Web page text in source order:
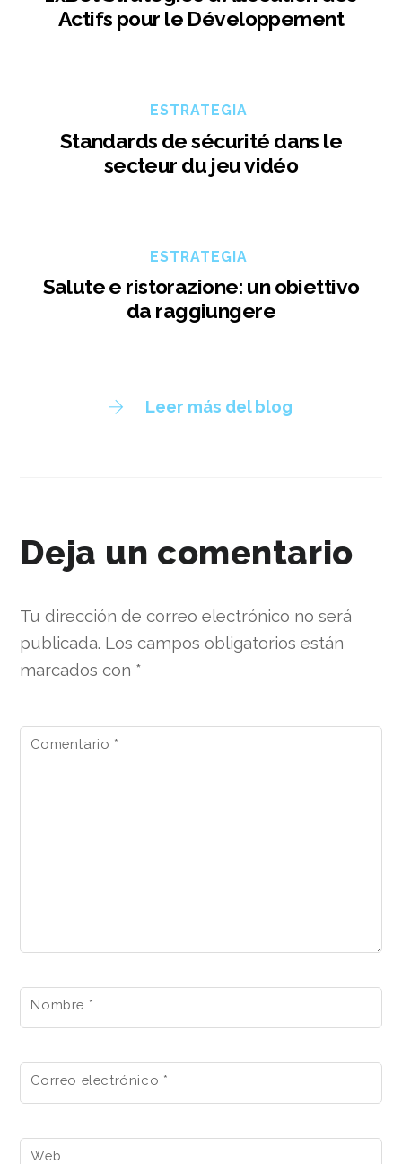
Actifs pour le Développement
ESTRATEGIA
Standards de sécurité dans le
secteur du jeu vidéo
ESTRATEGIA
Salute e ristorazione: un obiettivo
da raggiungere
Leer más del blog
Deja un comentario
Tu dirección de correo electrónico no será
publicada. Los campos obligatorios están
marcados con *
Comentario *
Nombre *
Correo electrónico *
Web